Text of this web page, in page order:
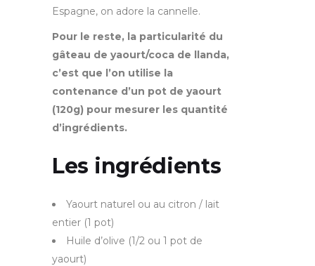
Espagne, on adore la cannelle.
Pour le reste, la particularité du
gâteau de yaourt/coca de llanda,
c’est que l’on utilise la
contenance d’un pot de yaourt
(120g) pour mesurer les quantité
d’ingrédients.
Les ingrédients
Yaourt naturel ou au citron / lait
entier (1 pot)
Huile d’olive (1/2 ou 1 pot de
yaourt)